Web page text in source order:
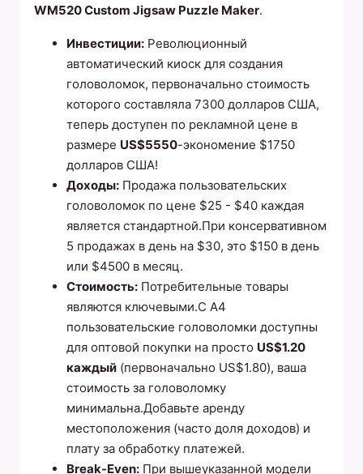
WM520 Custom Jigsaw Puzzle Maker.
Инвестиции: Революционный
автоматический киоск для создания
головоломок, первоначально стоимость
которого составляла 7300 долларов США,
теперь доступен по рекламной цене в
размере US$5550-экономение $1750
долларов США!
Доходы: Продажа пользовательских
головоломок по цене $25 - $40 каждая
является стандартной.При консервативном
5 продажах в день на $30, это $150 в день
или $4500 в месяц.
Стоимость: Потребительные товары
являются ключевыми.С A4
пользовательские головоломки доступны
для оптовой покупки на просто US$1.20
каждый (первоначально US$1.80), ваша
стоимость за головоломку
минимальна.Добавьте аренду
местоположения (часто доля доходов) и
плату за обработку платежей.
Break-Even: При вышеуказанной модели